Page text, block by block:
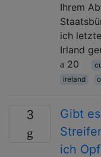
Ihrem
ich
Irland
20
ireland
3
Gibt
ich